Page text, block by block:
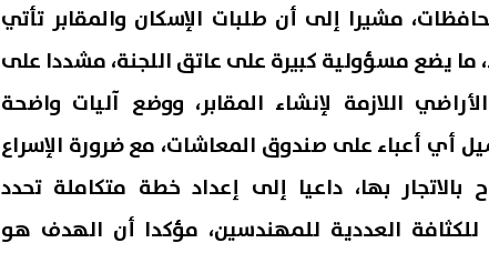
مشيرا إلى أن طلبات الإسكان والمقابر تأتي
ما يضع مسؤولية كبيرة على عاتق اللجنة، مشددا على
اللازمة لإنشاء المقابر، ووضع آليات واضحة
أي أعباء على صندوق المعاشات، مع ضرورة الإسراع
بها، داعيا إلى إعداد خطة متكاملة تحدد
العددية للمهندسين، مؤكدا أن الهدف هو